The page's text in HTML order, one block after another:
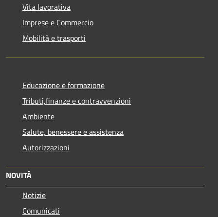
Vita lavorativa
Imprese e Commercio
Mobilità e trasporti
Educazione e formazione
Tributi,finanze e contravvenzioni
Ambiente
Salute, benessere e assistenza
Autorizzazioni
NOVITÀ
Notizie
Comunicati